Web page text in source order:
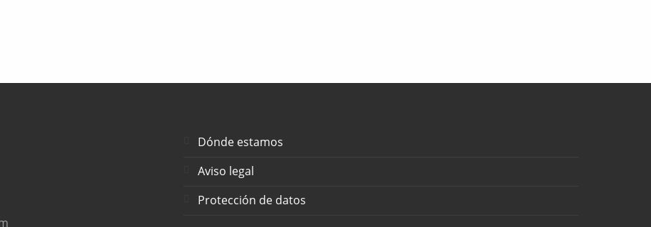
Dónde estamos
Aviso legal
Protección de datos